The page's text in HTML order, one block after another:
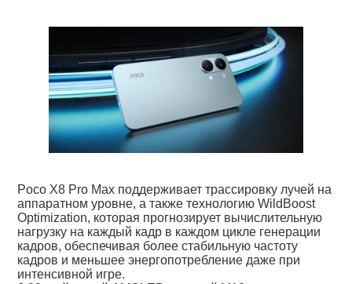
Poco X8 Pro Max поддерживает трассировку лучей на
аппаратном уровне, а также технологию WildBoost
Optimization, которая прогнозирует вычислительную
нагрузку на каждый кадр в каждом цикле генерации
кадров, обеспечивая более стабильную частоту
кадров и меньшее энергопотребление даже при
интенсивной игре.